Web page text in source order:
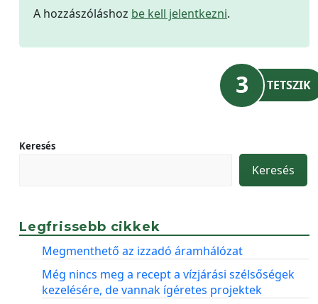
A hozzászóláshoz be kell jelentkezni.
3 TETSZIK
Keresés
Keresés
Legfrissebb cikkek
Megmenthető az izzadó áramhálózat
Még nincs meg a recept a vízjárási szélsőségek
kezelésére, de vannak ígéretes projektek